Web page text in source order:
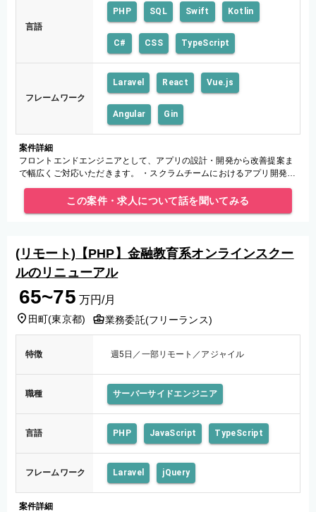
言語
PHP SQL Swift Kotlin
C# CSS TypeScript
フレームワーク
Laravel React Vue.js
Angular Gin
案件詳細
フロントエンドエンジニアとして、アプリの設計・開発から改善提案ま
で幅広くご対応いただきます。 ・スクラムチームにおけるアプリ開発
・プロダクトオーナーと連携した要件定義、PBI見積もり ・レビュー、
この案件・求人について話を聞いてみる
(リモート)【PHP】金融教育系オンラインスクー
ルのリニューアル
65~75 万円/月
田町(東京都) 業務委託(フリーランス)
特徴 週5日／一部リモート／アジャイル
職種 サーバーサイドエンジニア
言語 PHP JavaScript TypeScript
フレームワーク Laravel jQuery
案件詳細